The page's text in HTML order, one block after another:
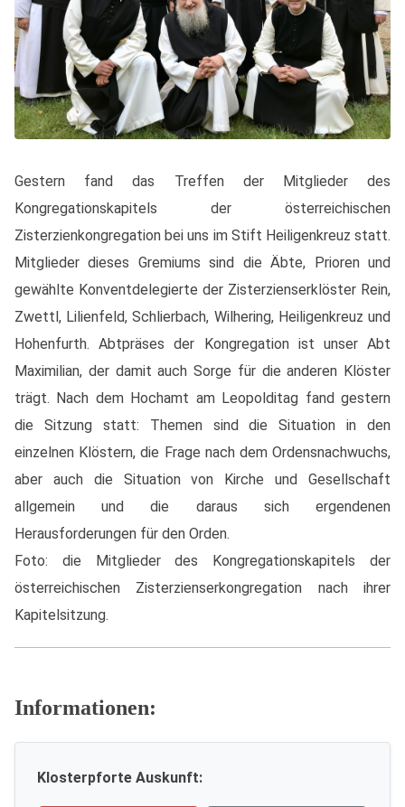
Gestern fand das Treffen der Mitglieder des
Kongregationskapitels der österreichischen
Zisterzienkongregation bei uns im Stift Heiligenkreuz statt.
Mitglieder dieses Gremiums sind die Äbte, Prioren und
gewählte Konventdelegierte der Zisterzienserklöster Rein,
Zwettl, Lilienfeld, Schlierbach, Wilhering, Heiligenkreuz und
Hohenfurth. Abtpräses der Kongregation ist unser Abt
Maximilian, der damit auch Sorge für die anderen Klöster
trägt. Nach dem Hochamt am Leopolditag fand gestern
die Sitzung statt: Themen sind die Situation in den
einzelnen Klöstern, die Frage nach dem Ordensnachwuchs,
aber auch die Situation von Kirche und Gesellschaft
allgemein und die daraus sich ergendenen
Herausforderungen für den Orden.
Foto: die Mitglieder des Kongregationskapitels der
österreichischen Zisterzienserkongregation nach ihrer
Kapitelsitzung.
Informationen:
Klosterpforte Auskunft: